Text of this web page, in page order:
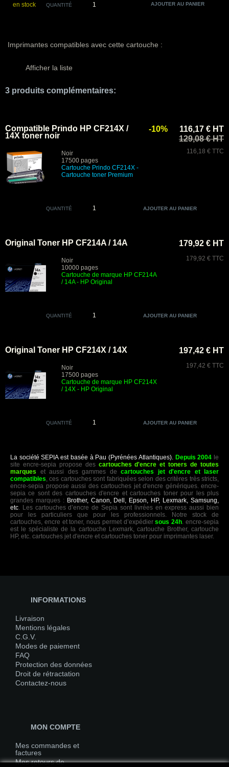
en stock QUANTITÉ
Imprimantes compatibles avec cette cartouche :
Afficher la liste
3 produits complémentaires:
Compatible Prindo HP CF214X /
14X toner noir
Noir
17500 pages
Cartouche Prindo CF214X -
Cartouche toner Premium
116,17 € HT
129,08 € HT
116,18 € TTC
-10%
QUANTITÉ
Original Toner HP CF214A / 14A
Noir
10000 pages
Cartouche de marque HP CF214A
/ 14A - HP Original
179,92 € HT
179,92 € TTC
QUANTITÉ
Original Toner HP CF214X / 14X
Noir
17500 pages
Cartouche de marque HP CF214X
/ 14X - HP Original
197,42 € HT
197,42 € TTC
QUANTITÉ
La société SEPIA est basée à Pau (Pyrénées Atlantiques). Depuis 2004 le
site encre-sepia propose des cartouches d'encre et toners de toutes
marques et aussi des gammes de cartouches jet d'encre et laser
compatibles, ces cartouches sont fabriquées selon des critères très stricts,
encre-sepia propose aussi des cartouches jet d'encre génériques. encre-
sepia ce sont des cartouches d'encre et cartouches toner pour les plus
grandes marques : Brother, Canon, Dell, Epson, HP, Lexmark, Samsung,
etc. Les cartouches d’encre de Sepia sont livrées en express aussi bien
pour les particuliers que pour les professionnels. Notre stock de
cartouches, encre et toner, nous permet d’expédiersous 24h. encre-sepia
est le spécialiste de la cartouche Lexmark, cartouche Brother, cartouche
HP, etc. cartouches jet d'encre et cartouches toner pour imprimantes laser.
INFORMATIONS
Livraison
Mentions légales
C.G.V.
Modes de paiement
FAQ
Protection des données
Droit de rétractation
Contactez-nous
MON COMPTE
Mes commandes et
factures
Mes retours de